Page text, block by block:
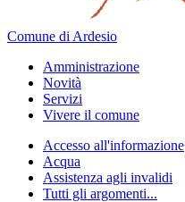
Comune di Ardesio
Amministrazione
Novità
Servizi
Vivere il comune
Accesso all'informazione
Acqua
Assistenza agli invalidi
Tutti gli argomenti...